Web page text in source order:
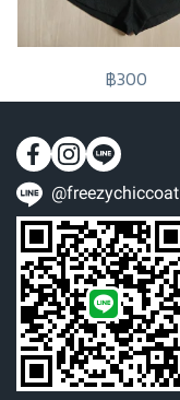
฿300
@freezychiccoat